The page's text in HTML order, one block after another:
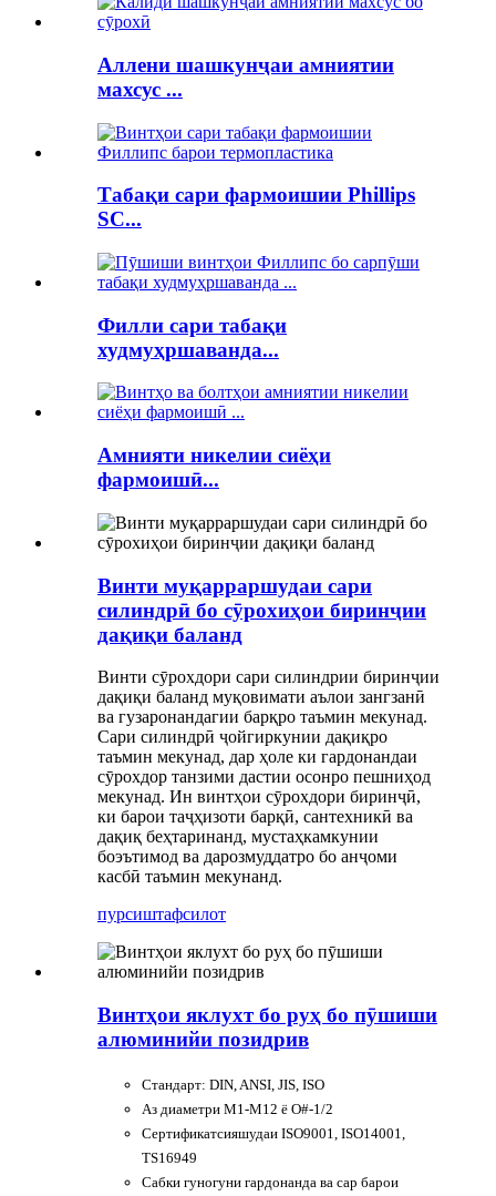
Аллени шашкунҷаи амниятии
махсус ...
Табақи сари фармоишии Phillips
SC...
Филли сари табақи
худмуҳршаванда...
Амнияти никелии сиёҳи
фармоишӣ...
Винти муқарраршудаи сари
силиндрӣ бо сӯрохиҳои биринҷии
дақиқи баланд
Винти сӯрохдори сари силиндрии биринҷии
дақиқи баланд муқовимати аълои зангзанӣ
ва гузаронандагии барқро таъмин мекунад.
Сари силиндрӣ ҷойгиркунии дақиқро
таъмин мекунад, дар ҳоле ки гардонандаи
сӯрохдор танзими дастии осонро пешниҳод
мекунад. Ин винтҳои сӯрохдори биринҷӣ,
ки барои таҷҳизоти барқӣ, сантехникӣ ва
дақиқ беҳтаринанд, мустаҳкамкунии
боэътимод ва дарозмуддатро бо анҷоми
касбӣ таъмин мекунанд.
пурсиштафсилот
Винтҳои яклухт бо руҳ бо пӯшиши
алюминийи позидрив
Стандарт: DIN, ANSI, JIS, ISO
Аз диаметри M1-M12 ё O#-1/2
Сертификатсияшудаи ISO9001, ISO14001,
TS16949
Сабки гуногуни гардонанда ва сар барои